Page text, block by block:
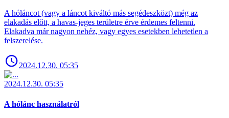
A hóláncot (vagy a láncot kiváltó más segédeszközt) még az
elakadás előtt, a havas-jeges területre érve érdemes feltenni.
Elakadva már nagyon nehéz, vagy egyes esetekben lehetetlen a
felszerelése.
2024.12.30. 05:35
2024.12.30. 05:35
A hólánc használatról